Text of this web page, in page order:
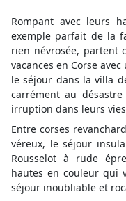
Rompant avec leurs
exemple parfait de la
rien névrosée, partent
vacances en Corse
le séjour dans la villa
carrément au
irruption dans leurs
Entre corses
véreux, le séjour
Rousselot à rude
hautes en couleur qui
séjour inoubliable et